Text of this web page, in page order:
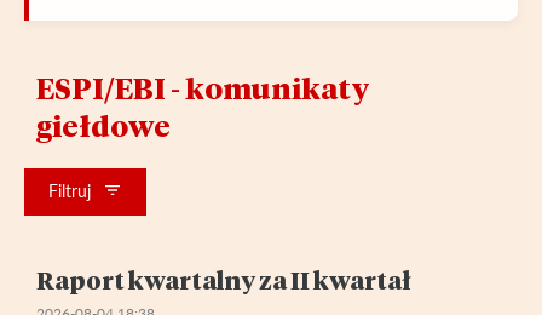
ESPI/EBI - komunikaty
giełdowe
Filtruj
Raport kwartalny za II kwartał